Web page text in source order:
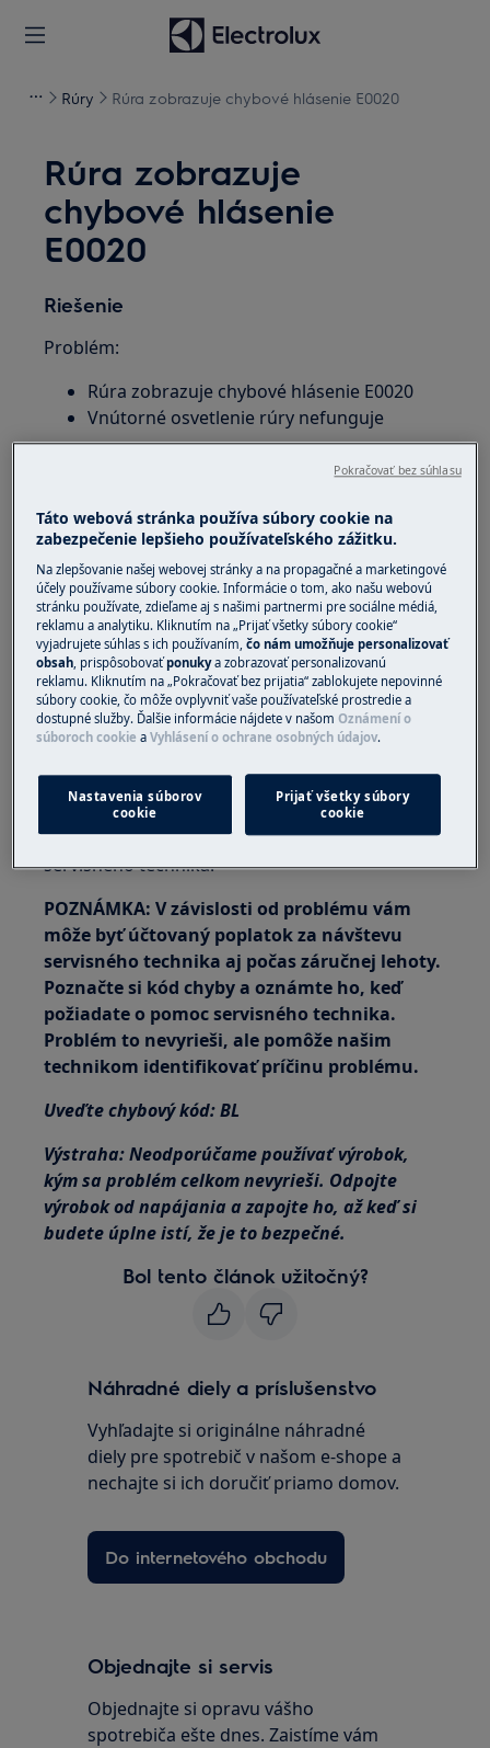
Rúry Rúra zobrazuje chybové hlásenie E0020
Rúra zobrazuje
chybové hlásenie
E0020
Riešenie
Problém:
Rúra zobrazuje chybové hlásenie E0020
Vnútorné osvetlenie rúry nefunguje
Riešenie:
1. Skontrolujte žiarovku v rúre. Ak je
vypálená, vymeňte ju.
Novú žiarovku si môžete kúpiť v našom .
internetovom obchode
2. Kontaktujte autorizované servisné
Ak sa pomocou uvedených tipov problém
nevyriešil, odporúčame požiadať o opravu
servisného technika.
POZNÁMKA: V závislosti od problému vám
môže byť účtovaný poplatok za návštevu
servisného technika aj počas záručnej lehoty.
Poznačte si kód chyby a oznámte ho, keď
požiadate o pomoc servisného technika.
Problém to nevyrieši, ale pomôže našim
technikom identifikovať príčinu problému.
Uveďte chybový kód: BL
Výstraha: Neodporúčame používať výrobok,
kým sa problém celkom nevyrieši. Odpojte
výrobok od napájania a zapojte ho, až keď si
budete úplne istí, že je to bezpečné.
Bol tento článok užitočný?
Náhradné diely a príslušenstvo
Vyhľadajte si originálne náhradné
diely pre spotrebič v našom e-shope a
nechajte si ich doručiť priamo domov.
Do internetového obchodu
Objednajte si servis
Objednajte si opravu vášho
spotrebiča ešte dnes. Zaistíme vám
Táto webová stránka používa súbory cookie na
zabezpečenie lepšieho používateľského zážitku.
Na zlepšovanie našej webovej stránky a na propagačné a marketingové
účely používame súbory cookie. Informácie o tom, ako našu webovú
stránku používate, zdieľame aj s našimi partnermi pre sociálne médiá,
reklamu a analytiku. Kliknutím na „Prijať všetky súbory cookie“
vyjadrujete súhlas s ich používaním,čo nám umožňuje personalizovať
obsah, prispôsobovaťponukya zobrazovať personalizovanú
reklamu. Kliknutím na „Pokračovať bez prijatia“ zablokujete nepovinné
súbory cookie, čo môže ovplyvniť vaše používateľské prostredie a
dostupné služby. Ďalšie informácie nájdete v našomOznámení o
súboroch cookie aVyhlásení o ochrane osobných údajov.
Nastavenia súborov
cookie
Prijať všetky súbory
cookie
Pokračovať bez súhlasu